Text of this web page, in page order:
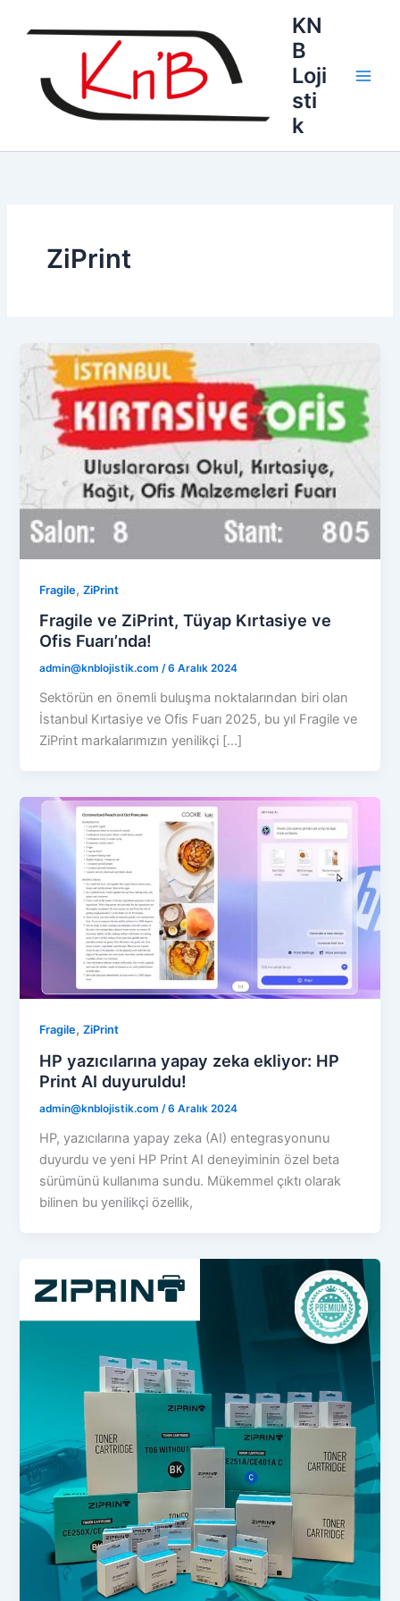
KN
B
Loji
sti
k
ZiPrint
Fragile,ZiPrint
Fragile ve ZiPrint, Tüyap Kırtasiye ve
Ofis Fuarı’nda!
admin@knblojistik.com/6 Aralık 2024
Sektörün en önemli buluşma noktalarından biri olan
İstanbul Kırtasiye ve Ofis Fuarı 2025, bu yıl Fragile ve
ZiPrint markalarımızın yenilikçi […]
Fragile,ZiPrint
HP yazıcılarına yapay zeka ekliyor: HP
Print AI duyuruldu!
admin@knblojistik.com /6 Aralık 2024
HP, yazıcılarına yapay zeka (AI) entegrasyonunu
duyurdu ve yeni HP Print AI deneyiminin özel beta
sürümünü kullanıma sundu. Mükemmel çıktı olarak
bilinen bu yenilikçi özellik,